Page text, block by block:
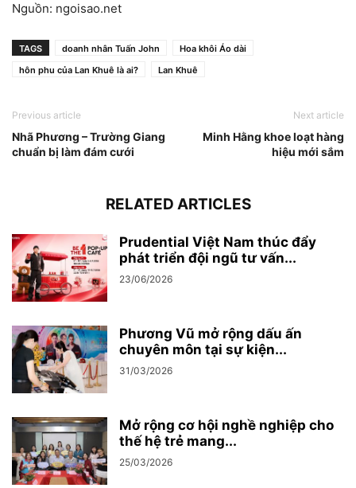
Nguồn: ngoisao.net
TAGS doanh nhân Tuấn John
Hoa khôi Áo dài
hôn phu của Lan Khuê là ai?
Lan Khuê
Previous article
Nhã Phương – Trường Giang
chuẩn bị làm đám cưới
Next article
Minh Hằng khoe loạt hàng
hiệu mới sắm
RELATED ARTICLES
Prudential Việt Nam thúc đẩy
phát triển đội ngũ tư vấn...
23/06/2026
Phương Vũ mở rộng dấu ấn
chuyên môn tại sự kiện...
31/03/2026
Mở rộng cơ hội nghề nghiệp cho
thế hệ trẻ mang...
25/03/2026